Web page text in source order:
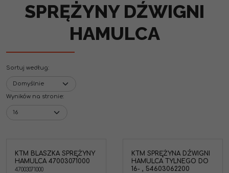
SPRĘŻYNY DŹWIGNI
HAMULCA
Sortuj według:
Wyników na stronie:
KTM BLASZKA SPRĘŻYNY
HAMULCA 47003071000
47003071000
KTM 54603062200
Sprężyna dźwigni
KTM SPRĘŻYNA DŹWIGNI
HAMULCA TYLNEGO DO
16- , 54603062200